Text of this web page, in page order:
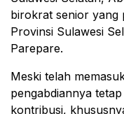
birokrat senior yang
Provinsi Sulawesi
Parepare.
Meski telah
pengabdiannya
kontribusi,